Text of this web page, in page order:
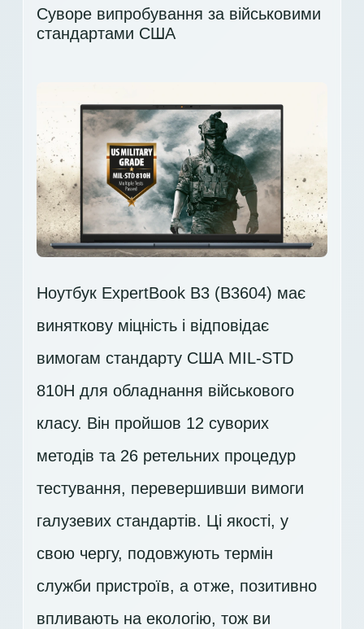
Суворе випробування за військовими
стандартами США
Ноутбук ExpertBook B3 (B3604) має
виняткову міцність і відповідає
вимогам стандарту США MIL-STD
810H для обладнання військового
класу. Він пройшов 12 суворих
методів та 26 ретельних процедур
тестування, перевершивши вимоги
галузевих стандартів. Ці якості, у
свою чергу, подовжують термін
служби пристроїв, а отже, позитивно
впливають на екологію, тож ви